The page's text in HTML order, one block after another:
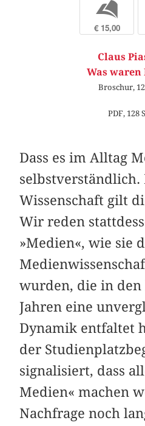
b
€ 15,00
Claus
Was waren
Broschur,
PDF, 128
Dass es im Alltag
selbstverständlich.
Wissenschaft gilt
Wir reden
»Medien«, wie sie
wurden, die in den
Jahren eine
Dynamik entfaltet
der
signalisiert, dass
Medien« machen
Nachfrage noch